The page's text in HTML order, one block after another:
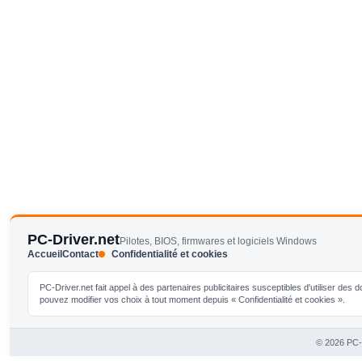
PC-Driver.netPilotes, BIOS, firmwares et logiciels Windows
AccueilContact Confidentialité et cookies
PC-Driver.net fait appel à des partenaires publicitaires susceptibles d'utiliser
pouvez modifier vos choix à tout moment depuis « Confidentialité et cookies ».
© 2026